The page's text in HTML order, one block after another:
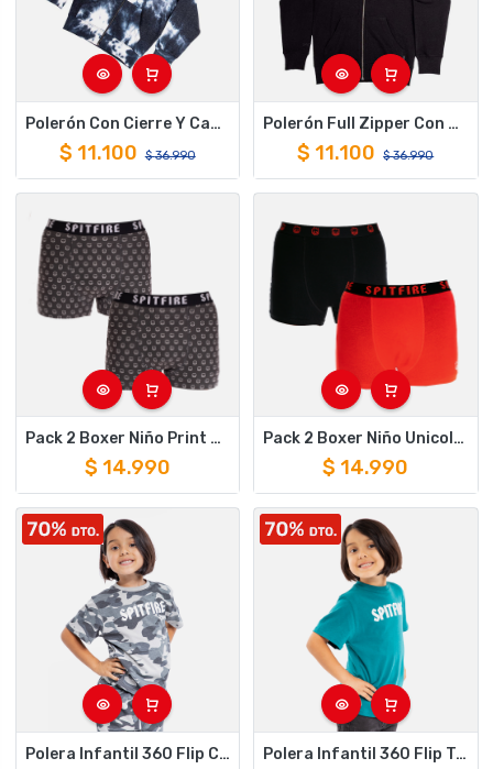
Polerón Con Cierre Y Capucha Para Niños Spitfire Tie Dye Azul
$ 11.100 $36.990
Polerón Full Zipper Con Capucha Spitfire Niño Negro
$ 11.100 $36.990
Pack 2 Boxer Niño Print Gris Negro Spitfire
$ 14.990
Pack 2 Boxer Niño Unicolor Rojo Negro Spitfire
$ 14.990
Polera Infantil 360 Flip Camuflaje Gris Spitfire Polera Infantil 360 Flip Turquesa Spitfire